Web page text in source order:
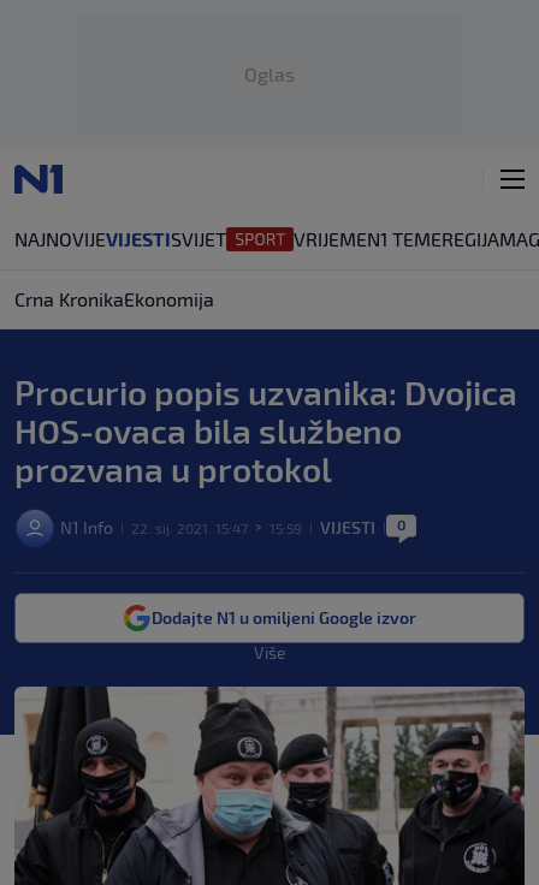
Oglas
NAJNOVIJEVIJESTISVIJET VRIJEMEN1 TEMEREGIJA
Crna KronikaEkonomija
Procurio popis uzvanika: Dvojica
HOS-ovaca bila službeno
prozvana u protokol
N1 Info 22. sij. 2021. 15:47 > 15:59 VIJESTI 0
Dodajte N1 u omiljeni Google izvor
Više